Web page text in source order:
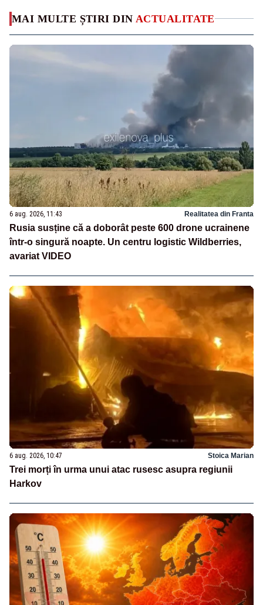
MAI MULTE ȘTIRI DIN ACTUALITATE
6 aug. 2026, 11:43 Realitatea din Franta
Rusia susține că a doborât peste 600 drone ucrainene
într-o singură noapte. Un centru logistic Wildberries,
avariat VIDEO
6 aug. 2026, 10:47 Stoica Marian
Trei morți în urma unui atac rusesc asupra regiunii
Harkov